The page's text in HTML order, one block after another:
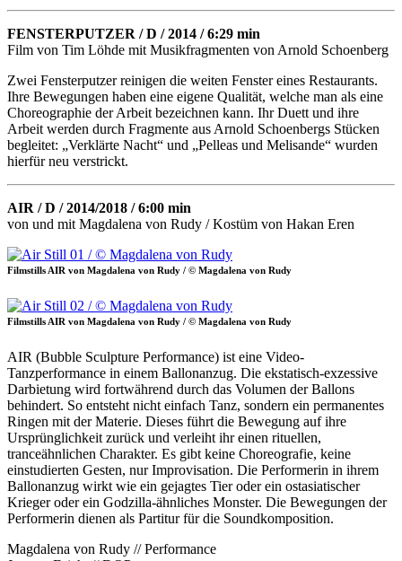
FENSTERPUTZER / D / 2014 / 6:29 min
Film von Tim Löhde mit Musikfragmenten von Arnold Schoenberg
Zwei Fensterputzer reinigen die weiten Fenster eines Restaurants.
Ihre Bewegungen haben eine eigene Qualität, welche man als eine
Choreographie der Arbeit bezeichnen kann. Ihr Duett und ihre
Arbeit werden durch Fragmente aus Arnold Schoenbergs Stücken
begleitet: „Verklärte Nacht“ und „Pelleas und Melisande“ wurden
hierfür neu verstrickt.
AIR / D / 2014/2018 / 6:00 min
von und mit Magdalena von Rudy / Kostüm von Hakan Eren
Filmstills AIR von Magdalena von Rudy / © Magdalena von Rudy
Filmstills AIR von Magdalena von Rudy / © Magdalena von Rudy
AIR (Bubble Sculpture Performance) ist eine Video-
Tanzperformance in einem Ballonanzug. Die ekstatisch-exzessive
Darbietung wird fortwährend durch das Volumen der Ballons
behindert. So entsteht nicht einfach Tanz, sondern ein permanentes
Ringen mit der Materie. Dieses führt die Bewegung auf ihre
Ursprünglichkeit zurück und verleiht ihr einen rituellen,
tranceähnlichen Charakter. Es gibt keine Choreografie, keine
einstudierten Gesten, nur Improvisation. Die Performerin in ihrem
Ballonanzug wirkt wie ein gejagtes Tier oder ein ostasiatischer
Krieger oder ein Godzilla-ähnliches Monster. Die Bewegungen der
Performerin dienen als Partitur für die Soundkomposition.
Magdalena von Rudy // Performance